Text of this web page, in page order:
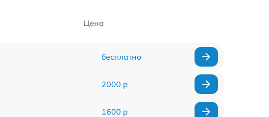
Цена
бесплатно
2000 р
1600 р